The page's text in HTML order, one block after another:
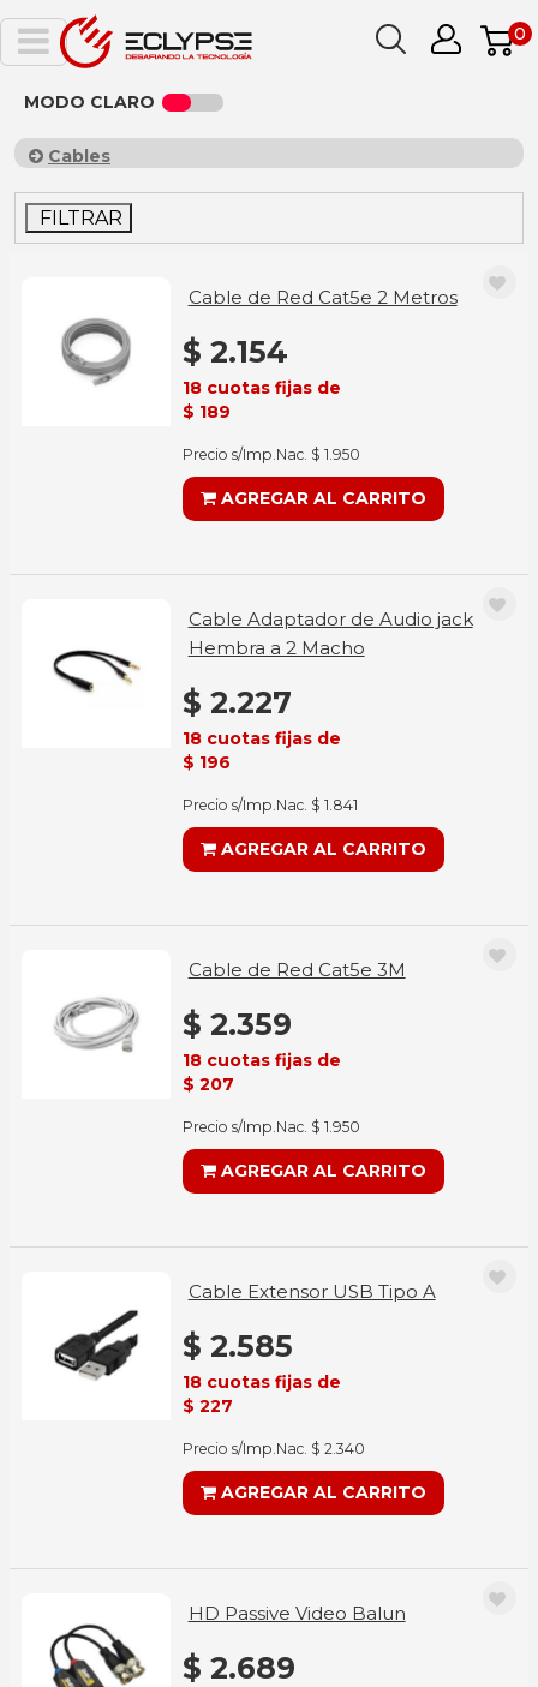
0
MODO CLARO
Cables
FILTRAR
Cable de Red Cat5e 2 Metros
$ 2.154
18 cuotas fijas de
$ 189
Precio s/Imp.Nac. $ 1.950
AGREGAR AL CARRITO
Cable Adaptador de Audio jack
Hembra a 2 Macho
$ 2.227
18 cuotas fijas de
$ 196
Precio s/Imp.Nac. $ 1.841
AGREGAR AL CARRITO
Cable de Red Cat5e 3M
$ 2.359
18 cuotas fijas de
$ 207
Precio s/Imp.Nac. $ 1.950
AGREGAR AL CARRITO
Cable Extensor USB Tipo A
$ 2.585
18 cuotas fijas de
$ 227
Precio s/Imp.Nac. $ 2.340
AGREGAR AL CARRITO
HD Passive Video Balun
$ 2.689